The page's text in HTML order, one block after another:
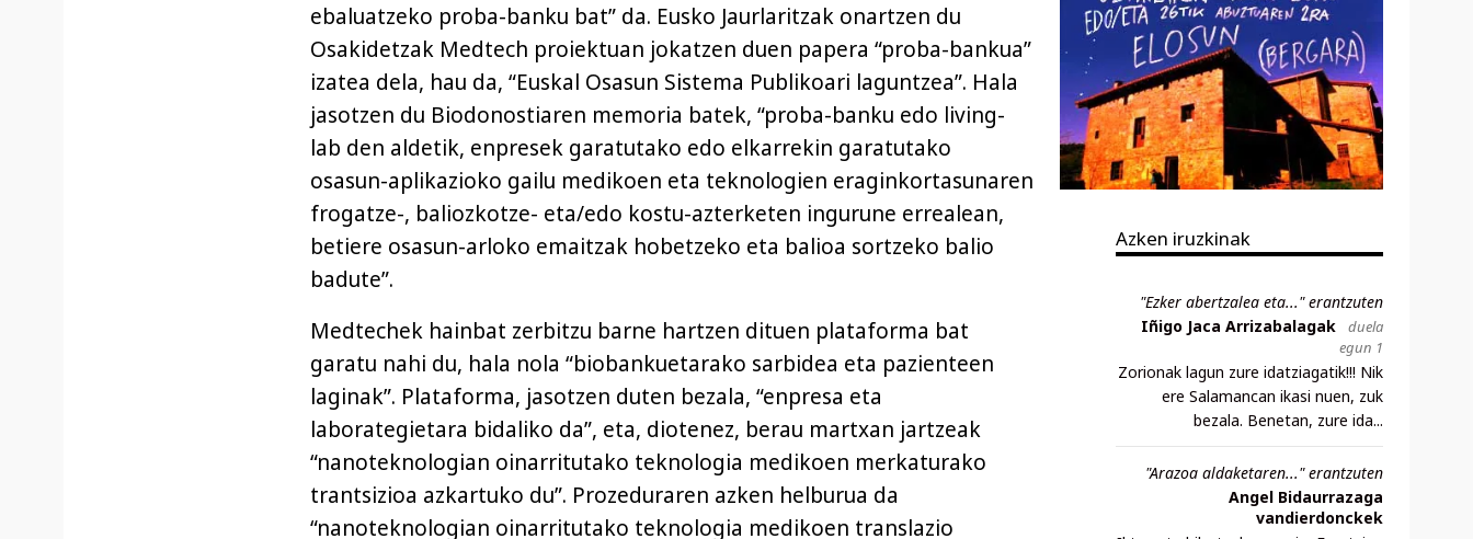
ebaluatzeko proba-banku bat” da. Eusko Jaurlaritzak onartzen du
Osakidetzak Medtech proiektuan jokatzen duen papera “proba-bankua”
izatea dela, hau da, “Euskal Osasun Sistema Publikoari laguntzea”. Hala
jasotzen du Biodonostiaren memoria batek, “proba-banku edo living-
lab den aldetik, enpresek garatutako edo elkarrekin garatutako
osasun-aplikazioko gailu medikoen eta teknologien eraginkortasunaren
frogatze-, baliozkotze- eta/edo kostu-azterketen ingurune errealean,
betiere osasun-arloko emaitzak hobetzeko eta balioa sortzeko balio
badute”.
Medtechek hainbat zerbitzu barne hartzen dituen plataforma bat
garatu nahi du, hala nola “biobankuetarako sarbidea eta pazienteen
laginak”. Plataforma, jasotzen duten bezala, “enpresa eta
laborategietara bidaliko da”, eta, diotenez, berau martxan jartzeak
“nanoteknologian oinarritutako teknologia medikoen merkaturako
trantsizioa azkartuko du”. Prozeduraren azken helburua da
“nanoteknologian oinarritutako teknologia medikoen translazio
Azken iruzkinak
"Ezker abertzalea eta..." erantzuten
Iñigo Jaca Arrizabalagak
duela
egun 1
Zorionak lagun zure idatziagatik!!! Nik
ere Salamancan ikasi nuen, zuk
bezala. Benetan, zure ida...
"Arazoa aldaketaren..." erantzuten
Angel Bidaurrazaga
vandierdonckek